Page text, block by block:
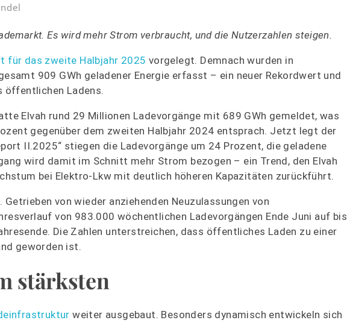
Es wird mehr Strom verbraucht, und die Nutzerzahlen steigen.
für das zweite Halbjahr 2025 vorgelegt. Demnach wurden in
909 GWh geladener Energie erfasst – ein neuer Rekordwert und
öffentlichen Ladens.
Elvah rund 29 Millionen Ladevorgänge mit 689 GWh gemeldet, was
gegenüber dem zweiten Halbjahr 2024 entsprach. Jetzt legt der
II.2025“ stiegen die Ladevorgänge um 24 Prozent, die geladene
wird damit im Schnitt mehr Strom bezogen – ein Trend, den Elvah
bei Elektro-Lkw mit deutlich höheren Kapazitäten zurückführt.
von wieder anziehenden Neuzulassungen von
von 983.000 wöchentlichen Ladevorgängen Ende Juni auf bis
Die Zahlen unterstreichen, dass öffentliches Laden zu einer
geworden ist.
stärksten
weiter ausgebaut. Besonders dynamisch entwickeln sich